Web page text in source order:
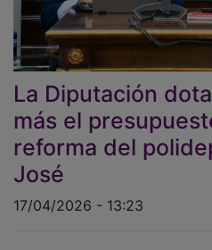
La Diputación
más el
reforma del
José